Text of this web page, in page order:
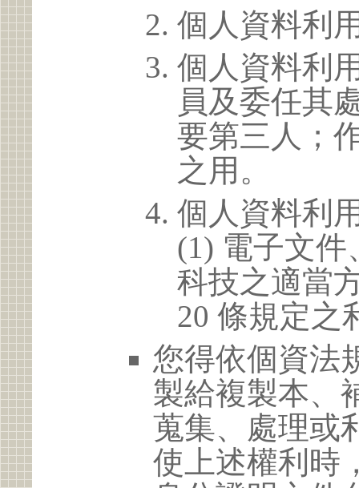
個人資料利
個人資料利
員及委任其
要第三人；
之用。
個人資料利
(1) 電子文
科技之適當
20 條規定之
您得依個資法
製給複製本、
蒐集、處理或
使上述權利時